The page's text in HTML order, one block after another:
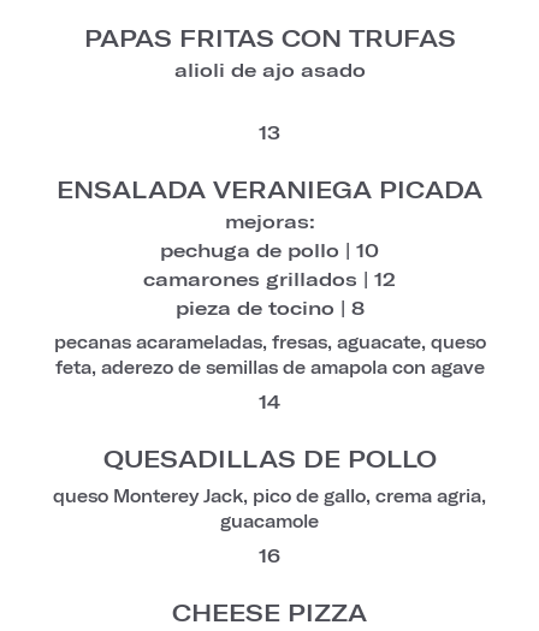
PAPAS FRITAS CON TRUFAS
alioli de ajo asado
13
ENSALADA VERANIEGA PICADA
mejoras:
pechuga de pollo | 10
camarones grillados | 12
pieza de tocino | 8
pecanas acarameladas, fresas, aguacate, queso
feta, aderezo de semillas de amapola con agave
14
QUESADILLAS DE POLLO
queso Monterey Jack, pico de gallo, crema agria,
guacamole
16
CHEESE PIZZA